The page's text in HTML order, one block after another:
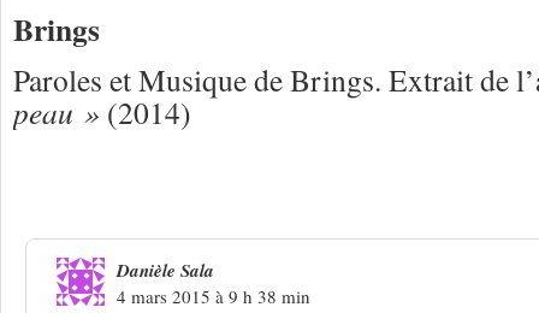
Brings
Paroles et Musique de Brings. Extrait de
peau » (2014)
Danièle Sala
4 mars 2015 à 9 h 38 min